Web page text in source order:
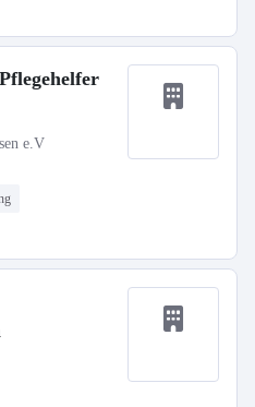
e.V